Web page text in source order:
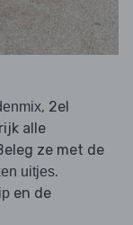
, 2el
alle
ze met de
uitjes.
en de